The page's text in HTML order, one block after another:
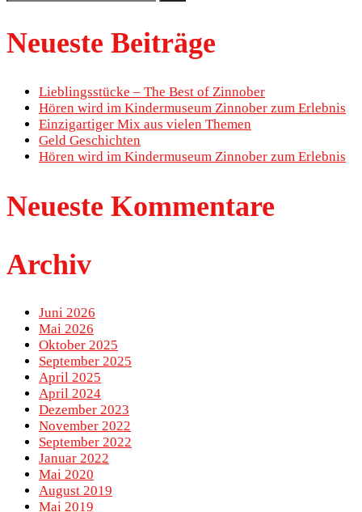
Neueste Beiträge
Lieblingsstücke – The Best of Zinnober
Hören wird im Kindermuseum Zinnober zum Erlebnis
Einzigartiger Mix aus vielen Themen
Geld Geschichten
Hören wird im Kindermuseum Zinnober zum Erlebnis
Neueste Kommentare
Archiv
Juni 2026
Mai 2026
Oktober 2025
September 2025
April 2025
April 2024
Dezember 2023
November 2022
September 2022
Januar 2022
Mai 2020
August 2019
Mai 2019